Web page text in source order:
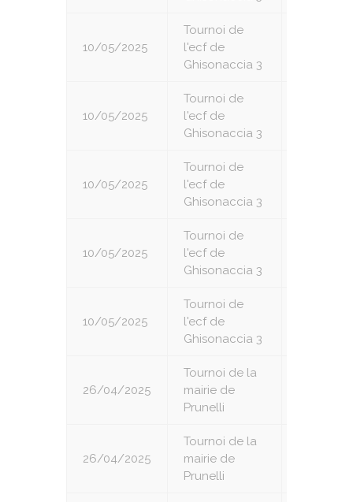
10/05/2025
Tournoi de
l'ecf de
Ghisonaccia 3
10/05/2025
Tournoi de
l'ecf de
Ghisonaccia 3
10/05/2025
Tournoi de
l'ecf de
Ghisonaccia 3
10/05/2025
Tournoi de
l'ecf de
Ghisonaccia 3
10/05/2025
Tournoi de
l'ecf de
Ghisonaccia 3
26/04/2025
Tournoi de la
mairie de
Prunelli
26/04/2025
Tournoi de la
mairie de
Prunelli